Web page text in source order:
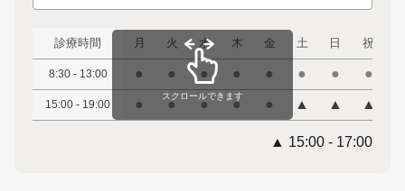
診療時間 月 火 水 木 金 土 日 祝
8:30 - 13:00 ● ● ● ● ● ● ● ●
15:00 - 19:00 ● ● ● ● ● ▲ ▲ ▲
スクロールできます
▲ 15:00 - 17:00